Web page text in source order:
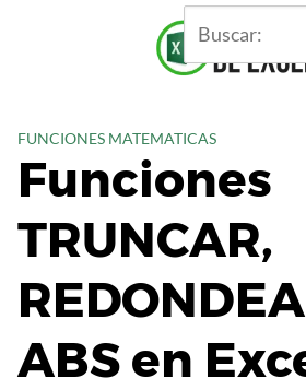
FUNCIONES MATEMATICAS
Funciones
TRUNCAR,
ABS en